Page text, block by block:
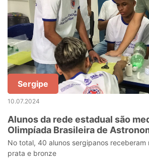
Sergipe
10.07.2024
Alunos da rede estadual são
Olimpíada Brasileira de
Astronáutica
No total, 40 alunos sergipanos receberam
prata e bronze